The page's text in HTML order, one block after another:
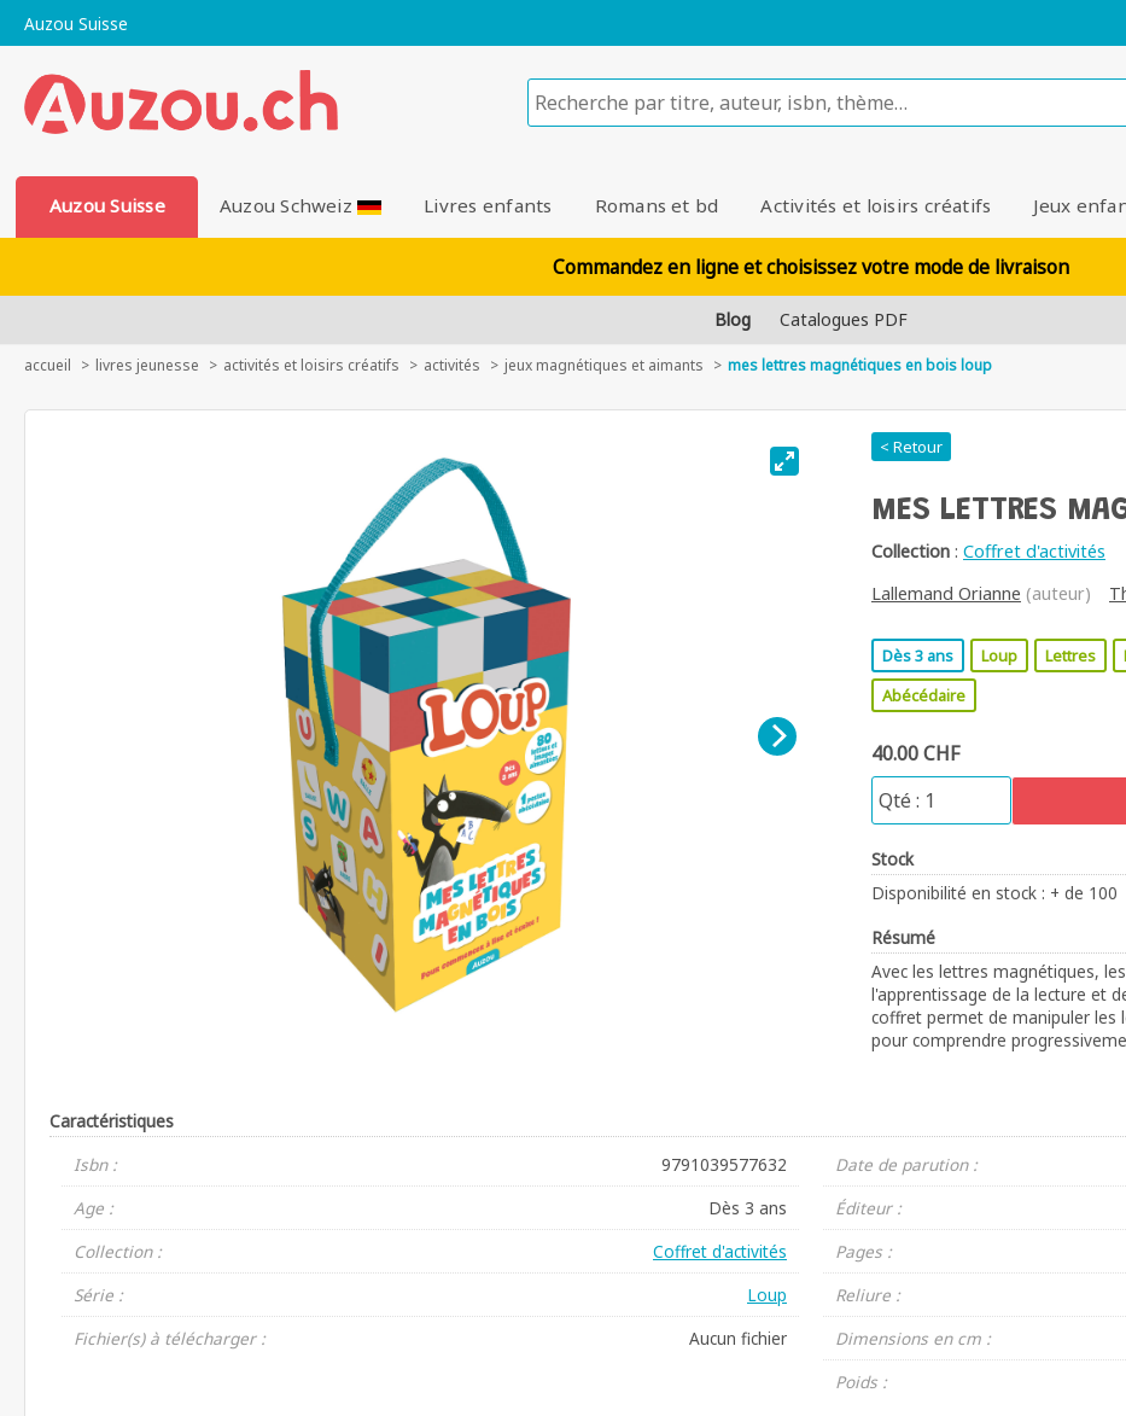
Auzou Suisse
Auzou Suisse Auzou Schweiz Livres enfants Romans et bd Activités et loisirs créatifs Jeux
Commandez en ligne et choisissez votre mode de livraison
Blog Catalogues PDF
accueil livres jeunesse activités et loisirs créatifs activités jeux magnétiques et aimants mes lettres magnétiques en bois loup
< Retour
MES LETTRES
Collection : Coffret d'activités
Lallemand Orianne (auteur)
Dès 3 ans Loup Lettres
Abécédaire
40.00 CHF
Stock
Disponibilité en stock : + de 100
Résumé
Avec les lettres magnétiques,
l'apprentissage de la lecture et
coffret permet de manipuler les
pour comprendre
Caractéristiques
Isbn :
9791039577632
Age :
Dès 3 ans
Collection :
Coffret d'activités
Série :
Loup
Fichier(s) à télécharger :
Aucun fichier
Date de parution :
Éditeur :
Pages :
Reliure :
Dimensions en cm :
Poids :